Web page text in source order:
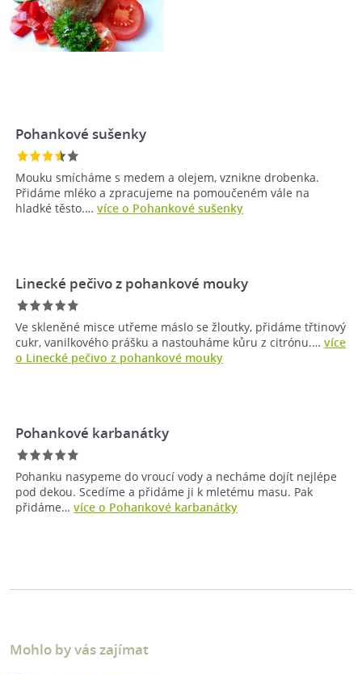
Pohankové sušenky
Mouku smícháme s medem a olejem, vznikne drobenka.
Přidáme mléko a zpracujeme na pomoučeném vále na
hladké těsto.… více o Pohankové sušenky
Linecké pečivo z pohankové mouky
Ve skleněné misce utřeme máslo se žloutky, přidáme třtinový
cukr, vanilkového prášku a nastouháme kůru z citrónu.… více
o Linecké pečivo z pohankové mouky
Pohankové karbanátky
Pohanku nasypeme do vroucí vody a necháme dojít nejlépe
pod dekou. Scedíme a přidáme ji k mletému masu. Pak
přidáme… více o Pohankové karbanátky
Mohlo by vás zajímat